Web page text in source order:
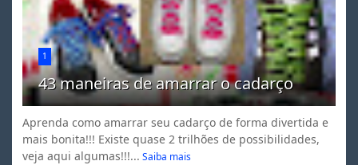
1
43 maneiras de amarrar o cadarço
Aprenda como amarrar seu cadarço de forma divertida e
mais bonita!!! Existe quase 2 trilhões de possibilidades,
veja aqui algumas!!!... Saiba mais